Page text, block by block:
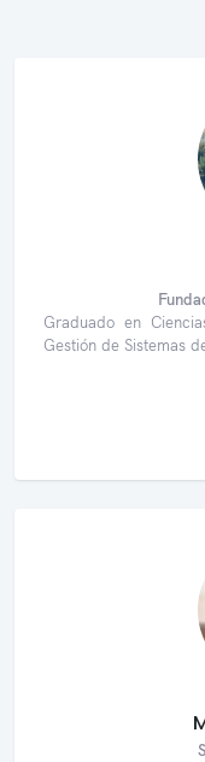
Graduado en
Gestión de Sistemas